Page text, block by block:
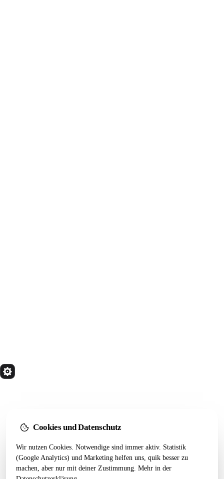
LEISTUNGEN
Alle Leistungen
Webseiten Aufbau
RESSOURCEN
Startseiten-Test
Webdesign 2026
Cookies und Datenschutz
Wir nutzen Cookies. Notwendige sind immer aktiv. Statistik
(Google Analytics) und Marketing helfen uns, quik besser zu
machen, aber nur mit deiner Zustimmung. Mehr in der